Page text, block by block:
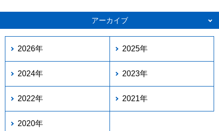
アーカイブ
2026年 2025年
2024年 2023年
2022年 2021年
2020年